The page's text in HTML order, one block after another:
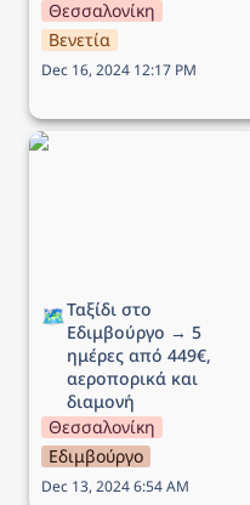
Θεσσαλονίκη
Βενετία
Dec 16, 2024 12:17 PM
Ταξίδι στο Εδιμβούργο →
🗺️Ταξίδι στο
Εδιμβούργο → 5
ημέρες από 449€,
αεροπορικά και
διαμονή
Θεσσαλονίκη
Εδιμβούργο
Dec 13, 2024 6:54 AM